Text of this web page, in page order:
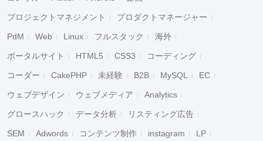
プロジェクトマネジメント プロダクトマネージャー
PdM Web Linux フルスタック 海外
ポータルサイト HTML5 CSS3 コーディング
コーダー CakePHP 未経験 B2B MySQL EC
ウェブデザイン ウェブメディア Analytics
グロースハック データ分析 リスティング広告
SEM Adwords コンテンツ制作 instagram LP